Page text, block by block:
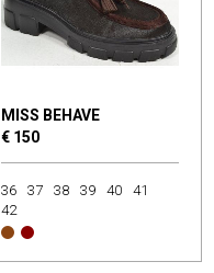
MISS BEHAVE
€ 150
36 37 38 39 40
41
42